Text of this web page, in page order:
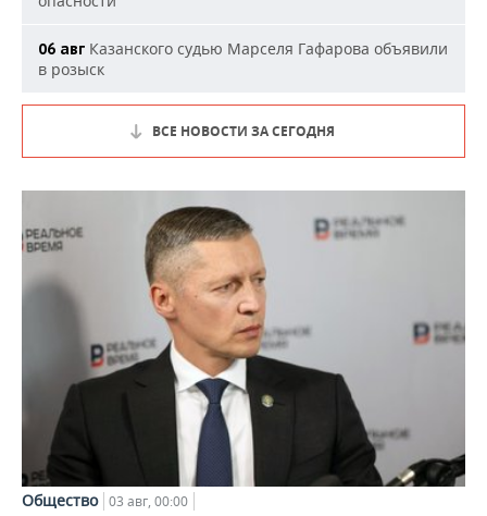
06 авг Казанского судью Марселя Гафарова объявили
в розыск
ВСЕ НОВОСТИ ЗА СЕГОДНЯ
Общество 03 авг, 00:00